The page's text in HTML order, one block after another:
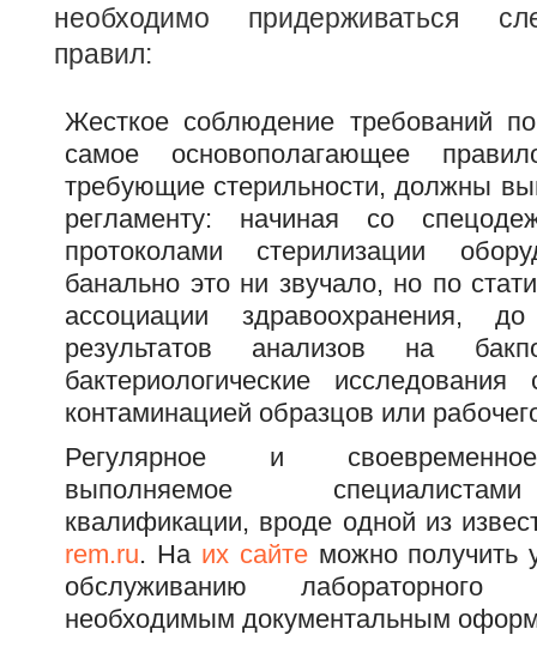
необходимо придерживаться
правил:
Жесткое соблюдение требований
самое основополагающее
требующие стерильности, должны
регламенту: начиная со
протоколами стерилизации
банально это ни звучало, но по
ассоциации здравоохранения,
результатов анализов на
бактериологические
контаминацией образцов или
Регулярное и
выполняемое
квалификации, вроде одной из
rem.ru. На их сайтеможно получить
обслуживанию лабораторного
необходимым документальным